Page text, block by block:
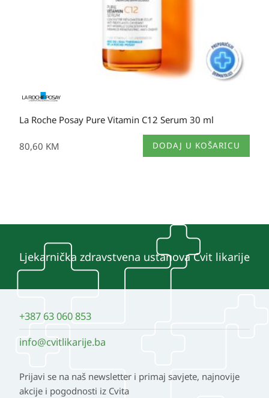
La Roche Posay Pure Vitamin C12 Serum 30 ml
80,60 KM DODAJ U KOŠARICU
Ljekarnička zdravstvena ustanova Cvit likarije
+387 63 060 853
info@cvitlikarije.ba
Prijavi se na naš newsletter i primaj savjete, najnovije
akcije i pogodnosti iz Cvita